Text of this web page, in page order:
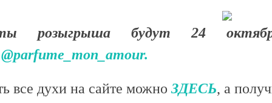
розыгрыша будут 24
@parfume_mon_amour.
все духи на сайте можно ЗДЕСЬ, а